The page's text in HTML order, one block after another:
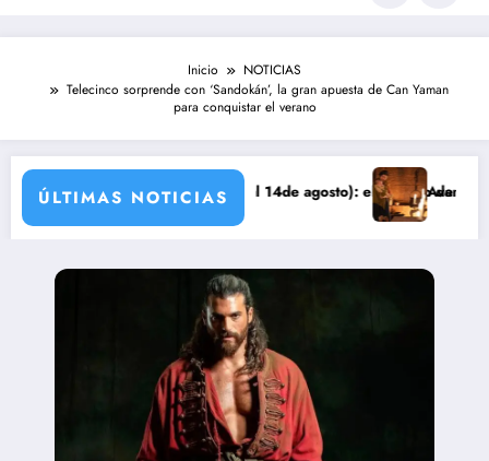
Inicio
NOTICIAS
Telecinco sorprende con ‘Sandokán’, la gran apuesta de Can Yaman
para conquistar el verano
ÚLTIMAS NOTICIAS
DE LIBERTAD’ (del 10 al 14de agosto): el secreto de Tasio sale a la luz
Avance VALLE